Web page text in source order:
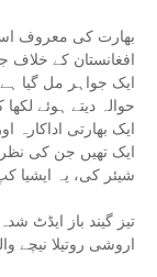
بھارت کی معروف
افغانستان کے خلاف
ایک جواہر مل گیا
حوالہ دیتے ہوئے
ایک بھارتی اداکارہ
ایک تھیں جن کی
شیئر کی، یہ ایشیا
تیز گیند باز ایڈٹ
اروشی روتیلا نیچے